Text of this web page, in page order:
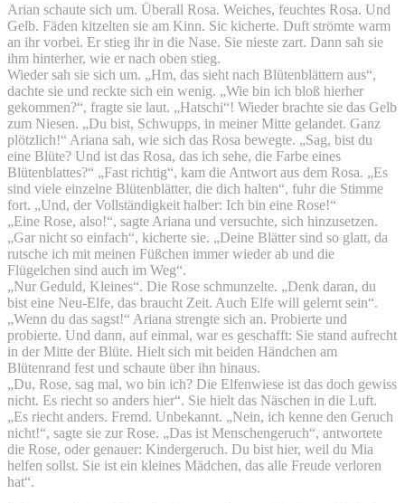
Arian schaute sich um. Überall Rosa. Weiches, feuchtes Rosa. Und
Gelb. Fäden kitzelten sie am Kinn. Sic kicherte. Duft strömte warm
an ihr vorbei. Er stieg ihr in die Nase. Sie nieste zart. Dann sah sie
ihm hinterher, wie er nach oben stieg.
Wieder sah sie sich um. „Hm, das sieht nach Blütenblättern aus“,
dachte sie und reckte sich ein wenig. „Wie bin ich bloß hierher
gekommen?“, fragte sie laut. „Hatschi“! Wieder brachte sie das Gelb
zum Niesen. „Du bist, Schwupps, in meiner Mitte gelandet. Ganz
plötzlich!“ Ariana sah, wie sich das Rosa bewegte. „Sag, bist du
eine Blüte? Und ist das Rosa, das ich sehe, die Farbe eines
Blütenblattes?“ „Fast richtig“, kam die Antwort aus dem Rosa. „Es
sind viele einzelne Blütenblätter, die dich halten“, fuhr die Stimme
fort. „Und, der Vollständigkeit halber: Ich bin eine Rose!“
„Eine Rose, also!“, sagte Ariana und versuchte, sich hinzusetzen.
„Gar nicht so einfach“, kicherte sie. „Deine Blätter sind so glatt, da
rutsche ich mit meinen Füßchen immer wieder ab und die
Flügelchen sind auch im Weg“.
„Nur Geduld, Kleines“. Die Rose schmunzelte. „Denk daran, du
bist eine Neu-Elfe, das braucht Zeit. Auch Elfe will gelernt sein“.
„Wenn du das sagst!“ Ariana strengte sich an. Probierte und
probierte. Und dann, auf einmal, war es geschafft: Sie stand aufrecht
in der Mitte der Blüte. Hielt sich mit beiden Händchen am
Blütenrand fest und schaute über ihn hinaus.
„Du, Rose, sag mal, wo bin ich? Die Elfenwiese ist das doch gewiss
nicht. Es riecht so anders hier“. Sie hielt das Näschen in die Luft.
„Es riecht anders. Fremd. Unbekannt. „Nein, ich kenne den Geruch
nicht!“, sagte sie zur Rose. „Das ist Menschengeruch“, antwortete
die Rose, oder genauer: Kindergeruch. Du bist hier, weil du Mia
helfen sollst. Sie ist ein kleines Mädchen, das alle Freude verloren
hat“.